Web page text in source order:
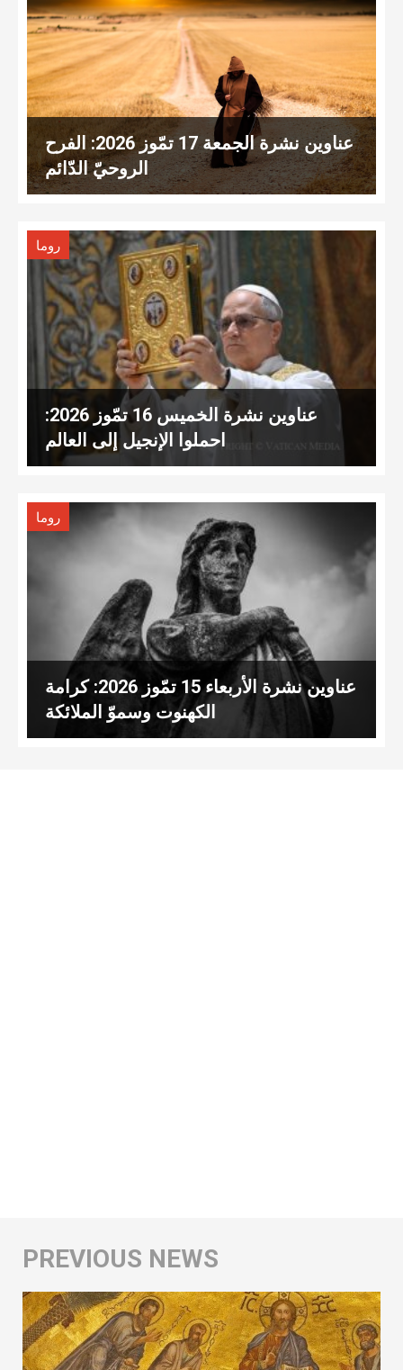
عناوين نشرة الجمعة 17 تمّوز 2026: الفرح
الروحيّ الدّائم
روما
عناوين نشرة الخميس 16 تمّوز 2026:
احملوا الإنجيل إلى العالم
روما
عناوين نشرة الأربعاء 15 تمّوز 2026: كرامة
الكهنوت وسموّ الملائكة